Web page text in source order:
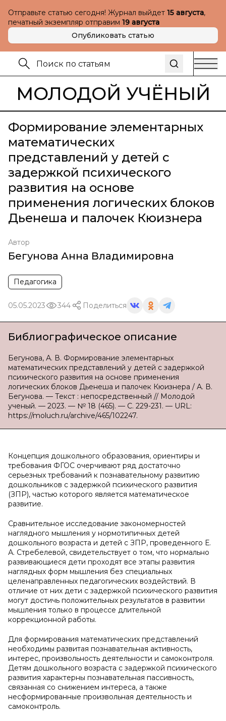
Отправьте статью сегодня! Журнал выйдет 15 августа,
печатный экземпляр отправим 19 августа
Опубликовать статью
МОЛОДОЙ УЧЁНЫЙ
Формирование элементарных
математических
представлений у детей с
задержкой психического
развития на основе
применения логических блоков
Дьенеша и палочек Кюизнера
Автор
Бегунова Анна Владимировна
Педагогика
05.05.2023 344 Поделиться
Библиографическое описание
Бегунова, А. В. Формирование элементарных
математических представлений у детей с задержкой
психического развития на основе применения
логических блоков Дьенеша и палочек Кюизнера / А. В.
Бегунова. — Текст : непосредственный // Молодой
ученый. — 2023. — № 18 (465). — С. 229-231. — URL:
https://moluch.ru/archive/465/102247.
Концепция дошкольного образования, ориентиры и
требования ФГОС очерчивают ряд достаточно
серьезных требований к познавательному развитию
дошкольников с задержкой психического развития
(ЗПР), частью которого является математическое
развитие.
Сравнительное исследование закономерностей
наглядного мышления у нормотипичных детей
дошкольного возраста и детей с ЗПР, проведенного Е.
А. Стребелевой, свидетельствует о том, что нормально
развивающиеся дети проходят все этапы развития
наглядных форм мышления без специальных
целенаправленных педагогических воздействий. В
отличие от них дети с задержкой психического развития
могут достичь положительных результатов в развитии
мышления только в процессе длительной
коррекционной работы.
Для формирования математических представлений
необходимы развитая познавательная активность,
интерес, произвольность деятельности и самоконтроля.
Детям дошкольного возраста с задержкой психического
развития характерны познавательная пассивность,
связанная со снижением интереса, а также
несформированные произвольная деятельность и
самоконтроль.